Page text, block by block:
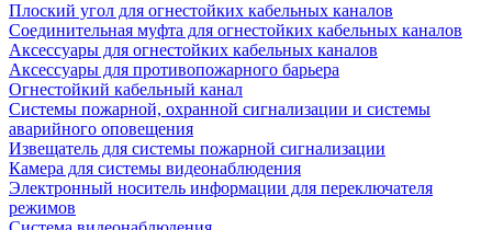
Плоский угол для огнестойких кабельных каналов
Соединительная муфта для огнестойких кабельных каналов
Аксессуары для огнестойких кабельных каналов
Аксессуары для противопожарного барьера
Огнестойкий кабельный канал
Системы пожарной, охранной сигнализации и системы
аварийного оповещения
Извещатель для системы пожарной сигнализации
Камера для системы видеонаблюдения
Электронный носитель информации для переключателя
режимов